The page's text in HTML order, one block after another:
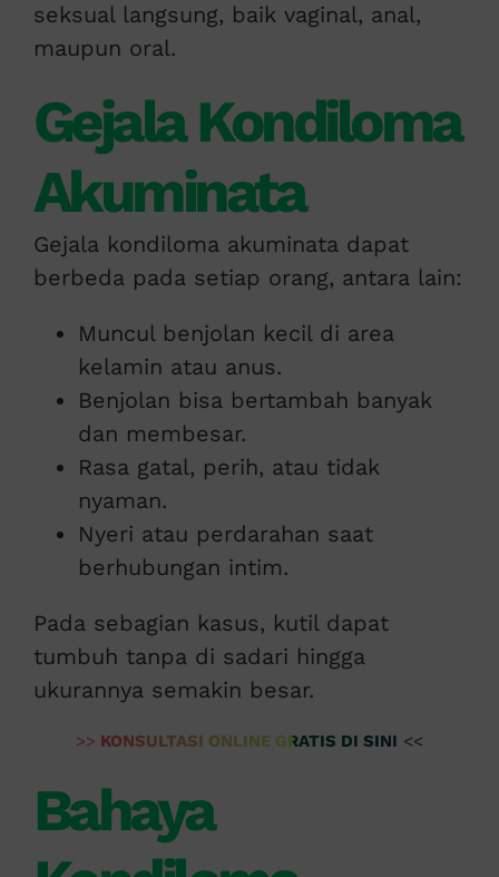
seksual langsung, baik vaginal, anal,
maupun oral.
Gejala Kondiloma
Akuminata
Gejala kondiloma akuminata dapat
berbeda pada setiap orang, antara lain:
Muncul benjolan kecil di area
kelamin atau anus.
Benjolan bisa bertambah banyak
dan membesar.
Rasa gatal, perih, atau tidak
nyaman.
Nyeri atau perdarahan saat
berhubungan intim.
Pada sebagian kasus, kutil dapat
tumbuh tanpa di sadari hingga
ukurannya semakin besar.
>> KONSULTASI ONLINE GRATIS DI SINI <<
Bahaya